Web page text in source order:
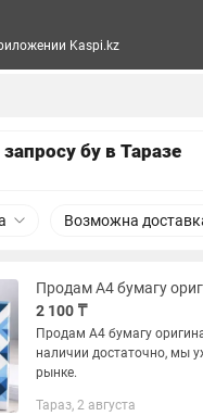
бу в Таразе
Возможна
Продам А4 бумагу
2 100 ₸
Продам А4 бумагу
наличии достаточно, мы
рынке.
Тараз, 2 августа
Kaspi.kz